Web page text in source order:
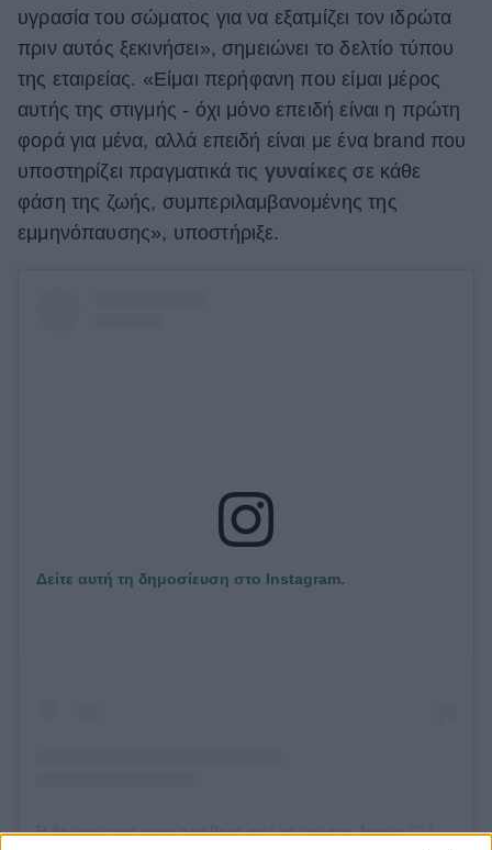
υγρασία του σώματος για να εξατμίζει τον ιδρώτα
πριν αυτός ξεκινήσει», σημειώνει το δελτίο τύπου
της εταιρείας. «Είμαι περήφανη που είμαι μέρος
αυτής της στιγμής - όχι μόνο επειδή είναι η πρώτη
φορά για μένα, αλλά επειδή είναι με ένα brand που
υποστηρίζει πραγματικά τις γυναίκες σε κάθε
φάση της ζωής, συμπεριλαμβανομένης της
εμμηνόπαυσης», υποστήριξε.
Δείτε αυτή τη δημοσίευση στο Instagram.
Η δημοσίευση κοινοποιήθηκε από το χρήστη Jennie 🤍 (@jenniegarth)